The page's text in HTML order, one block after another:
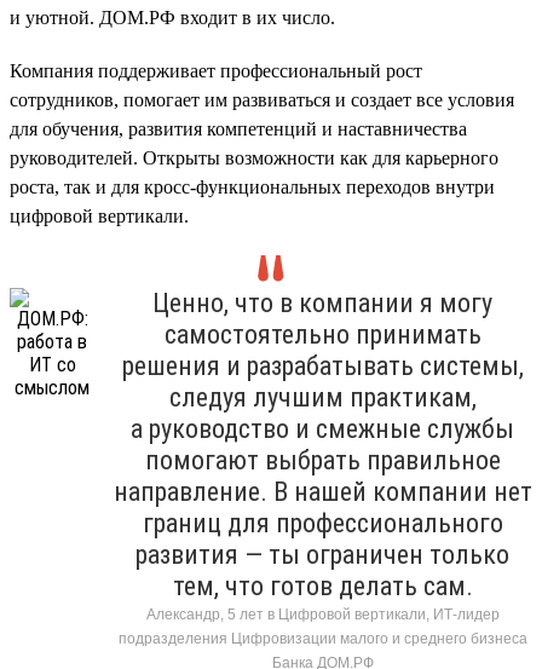
и уютной. ДОМ.РФ входит в их число.
Компания поддерживает профессиональный рост
сотрудников, помогает им развиваться и создает все условия
для обучения, развития компетенций и наставничества
руководителей. Открыты возможности как для карьерного
роста, так и для кросс-функциональных переходов внутри
цифровой вертикали.
Ценно, что в компании я могу
самостоятельно принимать
решения и разрабатывать системы,
следуя лучшим практикам,
а руководство и смежные службы
помогают выбрать правильное
направление. В нашей компании нет
границ для профессионального
развития — ты ограничен только
тем, что готов делать сам.
Александр, 5 лет в Цифровой вертикали, ИТ-лидер
подразделения Цифровизации малого и среднего бизнеса
Банка ДОМ.РФ